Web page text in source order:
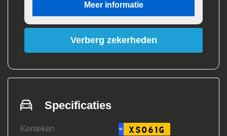
Meer informatie
Verberg zekerheden
Specificaties
Kenteken NL XS061G